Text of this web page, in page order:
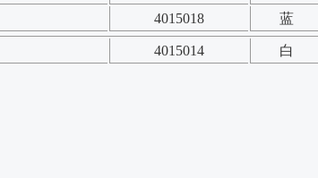
4015018 蓝
4015014 白